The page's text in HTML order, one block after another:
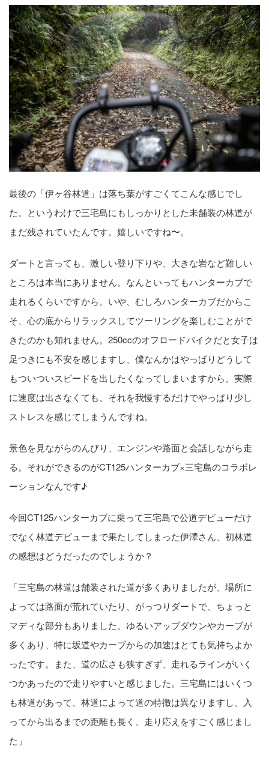
最後の「伊ヶ谷林道」は落ち葉がすごくてこんな感じでし
た。というわけで三宅島にもしっかりとした未舗装の林道が
まだ残されていたんです。嬉しいですね〜。
ダートと言っても、激しい登り下りや、大きな岩など難しい
ところは本当にありません。なんといってもハンターカブで
走れるくらいですから。いや、むしろハンターカブだからこ
そ、心の底からリラックスしてツーリングを楽しむことがで
きたのかも知れません。250ccのオフロードバイクだと女子は
足つきにも不安を感じますし、僕なんかはやっぱりどうして
もついついスピードを出したくなってしまいますから。実際
に速度は出さなくても、それを我慢するだけでやっぱり少し
ストレスを感じてしまうんですね。
景色を見ながらのんびり、エンジンや路面と会話しながら走
る。それができるのがCT125ハンターカブ×三宅島のコラボレ
ーションなんです♪
今回CT125ハンターカブに乗って三宅島で公道デビューだけ
でなく林道デビューまで果たしてしまった伊澤さん、初林道
の感想はどうだったのでしょうか？
「三宅島の林道は舗装された道が多くありましたが、場所に
よっては路面が荒れていたり、がっつりダートで、ちょっと
マディな部分もありました。ゆるいアップダウンやカーブが
多くあり、特に坂道やカーブからの加速はとても気持ちよか
ったです。また、道の広さも狭すぎず、走れるラインがいく
つかあったので走りやすいと感じました。三宅島にはいくつ
も林道があって、林道によって道の特徴は異なりますし、入
ってから出るまでの距離も長く、走り応えをすごく感じまし
た」